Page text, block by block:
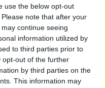
use the below opt-out
note that after your
continue seeing
information utilized by
to third parties prior to
opt-out of the further
by third parties on the
This information may